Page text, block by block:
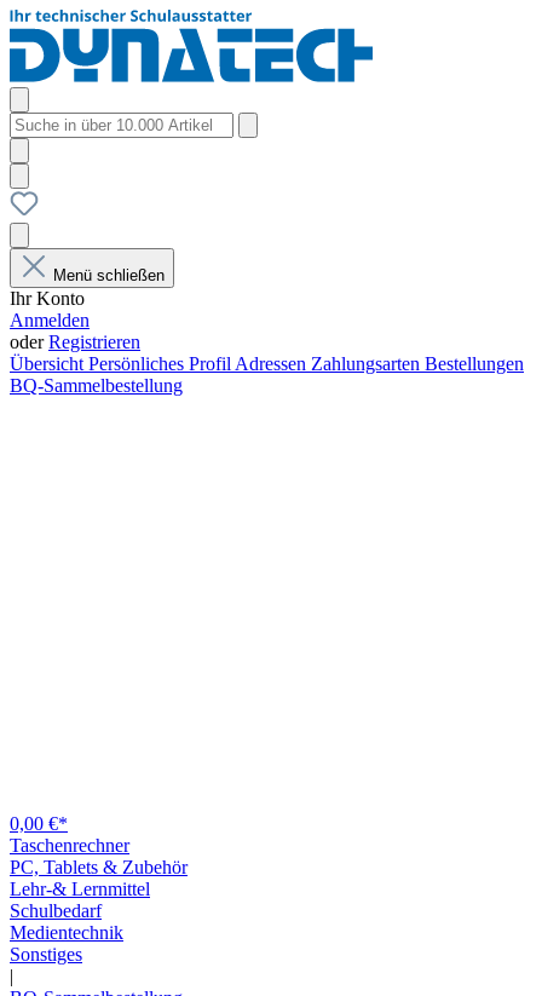
Menü schließen
Ihr Konto
Anmelden
oderRegistrieren
Übersicht Persönliches Profil Adressen Zahlungsarten Bestellungen
BQ-Sammelbestellung
0,00 €*
Taschenrechner
PC, Tablets & Zubehör
Lehr-& Lernmittel
Schulbedarf
Medientechnik
Sonstiges
|